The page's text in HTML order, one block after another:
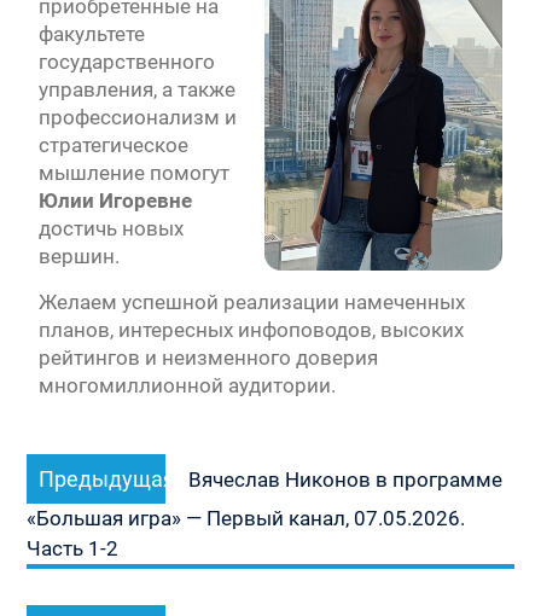
приобретенные на
факультете
государственного
управления, а также
профессионализм и
стратегическое
мышление помогут
Юлии Игоревне
достичь новых
вершин.
Желаем успешной реализации намеченных
планов, интересных инфоповодов, высоких
рейтингов и неизменного доверия
многомиллионной аудитории.
Навигация
по
записям
Предыдущая
запись:
Вячеслав Никонов в программе
«Большая игра» — Первый канал, 07.05.2026.
Часть 1-2